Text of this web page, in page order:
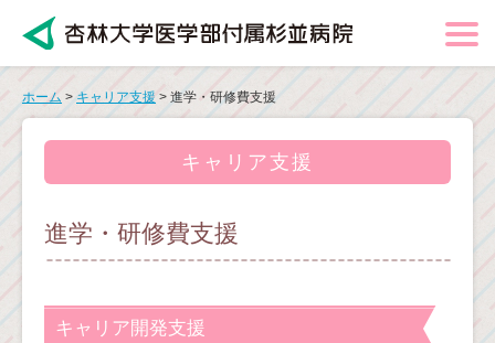
ホーム > キャリア支援 > 進学・研修費支援
キャリア支援
進学・研修費支援
キャリア開発支援